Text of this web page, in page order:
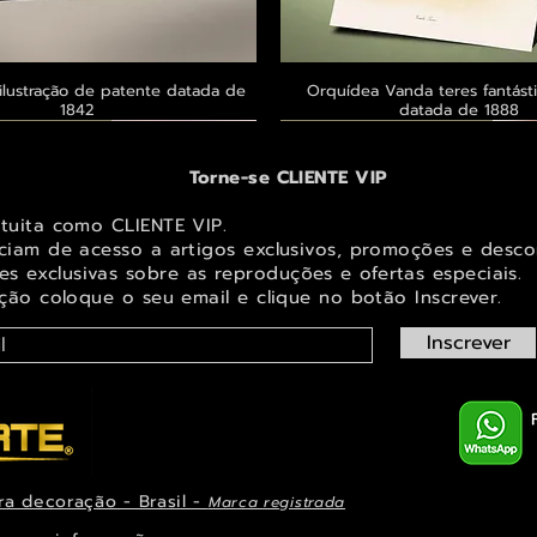
Visualização rápidade patente datada de
1842
Visualização rápida
Orquídea Vanda teres
datada de 1888
Visualização rápida
Masdevallia shuttleworthii e
Orquídea Laelia autumnalis, rara
Visualização rápida
imagem de Fada Bebê para
Belíssima imagem de Fada das
Visualização rápida
de Fada e elfo para decorar
Belíssima imagem de Fada das
Torne-se CLIENTE VIP
como CLIENTE VIP.
de acesso a artigos exclusivos, promoções e
exclusivas sobre as reproduções e ofertas especiais.
coloque o seu email e clique no botão Inscrever.
Inscrever
decoração - Brasil - Marca registrada